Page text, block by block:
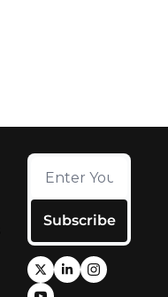
Subscribe